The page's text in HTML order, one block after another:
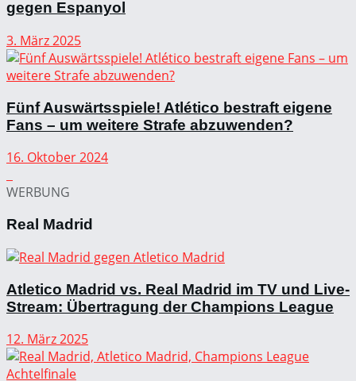
gegen Espanyol
3. März 2025
Fünf Auswärtsspiele! Atlético bestraft eigene
Fans – um weitere Strafe abzuwenden?
16. Oktober 2024
WERBUNG
Real Madrid
Atletico Madrid vs. Real Madrid im TV und Live-
Stream: Übertragung der Champions League
12. März 2025